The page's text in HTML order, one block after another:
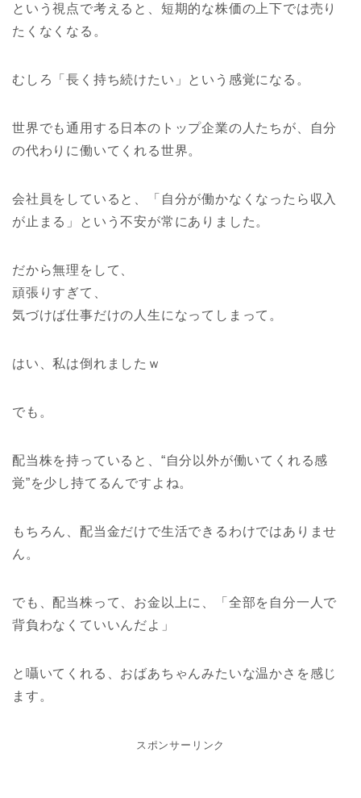
という視点で考えると、短期的な株価の上下では売り
たくなくなる。
むしろ「長く持ち続けたい」という感覚になる。
世界でも通用する日本のトップ企業の人たちが、自分
の代わりに働いてくれる世界。
会社員をしていると、「自分が働かなくなったら収入
が止まる」という不安が常にありました。
だから無理をして、
頑張りすぎて、
気づけば仕事だけの人生になってしまって。
はい、私は倒れましたｗ
でも。
配当株を持っていると、“自分以外が働いてくれる感
覚”を少し持てるんですよね。
もちろん、配当金だけで生活できるわけではありませ
ん。
でも、 配当株って、お金以上に、
「全部を自分一人で
背負わなくていいんだよ」
と囁いてくれる、おばあちゃんみたいな温かさを感じ
ます。
スポンサーリンク